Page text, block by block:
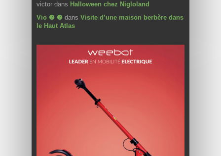
victor dans Halloween chez Nigloland
Vio ❼ ❼ dans Visite d’une maison berbère dans
le Haut Atlas